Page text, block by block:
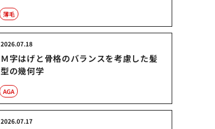
薄毛
Ｍ字はげと骨格のバランスを考慮した髪
型の幾何学
2026.07.18
AGA
2026.07.17